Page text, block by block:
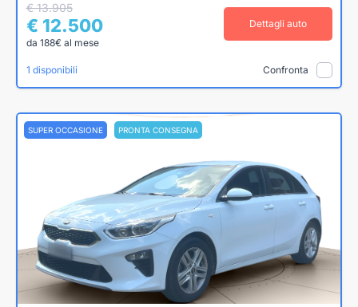
€ 13.905
€ 12.500
da 188€ al mese
Dettagli auto
1 disponibili Confronta
SUPER OCCASIONE PRONTA CONSEGNA